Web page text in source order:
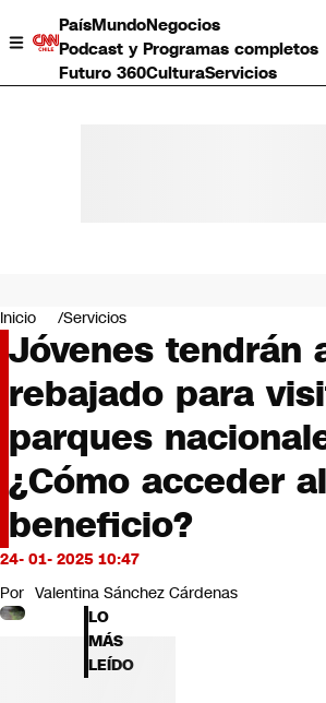
PaísMundoNegocios
Podcast y Programas completos
Futuro 360CulturaServicios
Negocios
Deportes
Programas completos
Cultura
Servicios
Bits
CNN Data
CNN tiempo
Futuro 360
Opinión
Inicio Servicios
Jóvenes tendrán
rebajado para
parques
¿Cómo acceder al
beneficio?
24- 01- 2025 10:47
Por Valentina Sánchez Cárdenas
LO
MÁS
LEÍDO